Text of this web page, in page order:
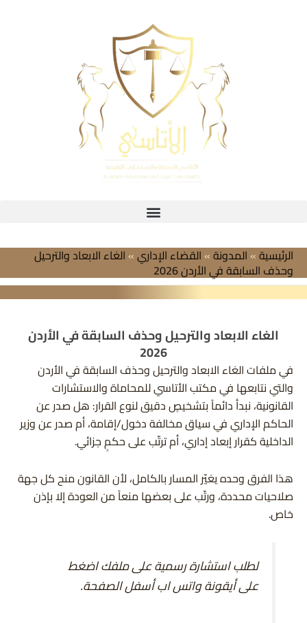
الرئيسية» المدونة» القضاء الإداري» الغاء الابعاد والترحيل
وحذف السابقة في الأردن 2026
الغاء الابعاد والترحيل وحذف السابقة في الأردن
2026
في ملفات الغاء الابعاد والترحيل وحذف السابقة في الأردن
والتي نتابعها في مكتب الأتاسي للمحاماة والاستشارات
القانونية، نبدأ دائماً بتشخيصٍ دقيق لنوع القرار: هل صدر عن
الحاكم الإداري في سياق مخالفة دخول/إقامة، أم صدر عن وزير
الداخلية كقرار إبعاد إداري، أم ترتّب على حكمٍ جزائي.
هذا الفرق وحده يغيّر المسار بالكامل، لأن القانون منح كل جهة
صلاحيات محددة، ورتّب على بعضها منعاً من العودة إلا بإذن
خاص.
لطلب استشارة رسمية على ملفك اضغط
على أيقونة واتس اب أسفل الصفحة.